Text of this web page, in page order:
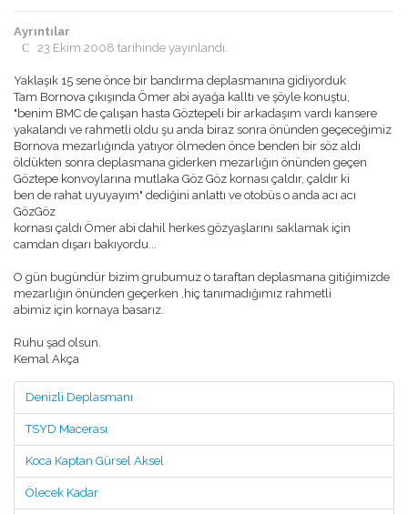
BASINDA GÖZTEPE
GÖZTEPE'NIN ENLERI
MEDYADA GÖZTEPLIST
KÜNYE/TEMSILCILIKLER
TOPLANTILAR
LISTEDEN SEÇMELER
GÖZTEPELIST'E KATKI
ÖDÜLLER
BASIN BILDIRILERI
NASIL ÜYE OLURUM ?
ANKETLER
RÖPORTAJLAR
TRIBÜNDE BU HAFTA
TRIBÜN ANILARI
TRIBÜN BESTELERI
TARAFTAR ANAYASASI
MULTIMEDYA
GÖZTEPE TV
FOTO GALERI
MASAÜSTÜ RESIMLER
WINAMP SKINLERI
EKRAN KORUYUCU
KÖŞE YAZILARI
O.REŞAT SIPAHI
MUSTAFA DALYANOĞLU
Ayrıntılar
23 Ekim 2008 tarihinde yayınlandı.
Yaklaşık 15 sene önce bir bandırma deplasmanına gidiyorduk
Tam Bornova çıkışında Ömer abi ayağa kalltı ve şöyle konuştu,
"benim BMC de çalışan hasta Göztepeli bir arkadaşım vardı kansere
yakalandı ve rahmetli oldu şu anda biraz sonra önünden geçeceğimiz
Bornova mezarlığında yatıyor ölmeden önce benden bir söz aldı
öldükten sonra deplasmana giderken mezarlığın önünden geçen
Göztepe konvoylarına mutlaka Göz Göz kornası çaldır, çaldır ki
ben de rahat uyuyayım" dediğini anlattı ve otobüs o anda acı acı
GözGöz
kornası çaldı Ömer abi dahil herkes gözyaşlarını saklamak için
camdan dışarı bakıyordu...
O gün bugündür bizim grubumuz o taraftan deplasmana gitiğimizde
mezarlığın önünden geçerken ,hiç tanımadığımız rahmetli
abimiz için kornaya basarız.
Ruhu şad olsun.
Kemal Akça
Denizli Deplasmanı
TSYD Macerası
Koca Kaptan Gürsel Aksel
Ölecek Kadar